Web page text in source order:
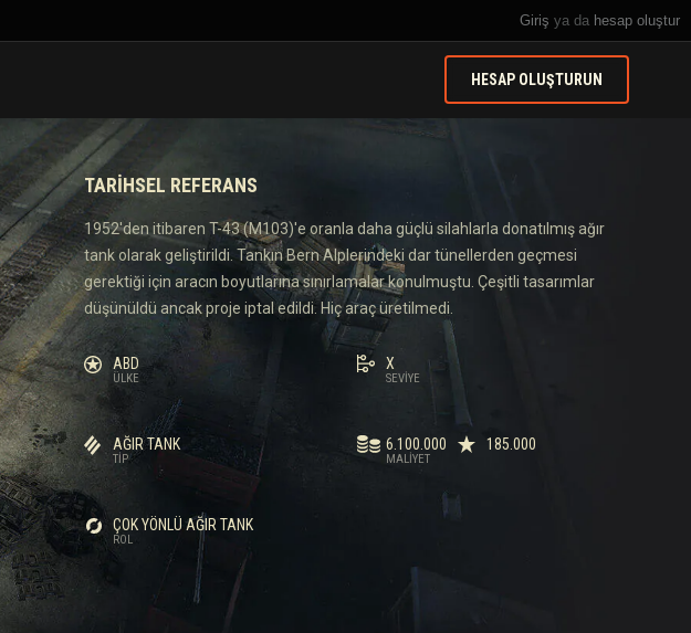
Giriş ya da hesap oluştur
HESAP OLUŞTURUN
TARIHSEL REFERANS
1952'den itibaren T-43 (M103)'e oranla daha güçlü silahlarla donatılmış ağır
tank olarak geliştirildi. Tankın Bern Alplerindeki dar tünellerden geçmesi
gerektiği için aracın boyutlarına sınırlamalar konulmuştu. Çeşitli tasarımlar
düşünüldü ancak proje iptal edildi. Hiç araç üretilmedi.
ÜLKE
ABD
SEVIYE
X
TIP
AĞIR TANK
MALIYET
6.100.000 185.000
ROL
ÇOK YÖNLÜ AĞIR TANK